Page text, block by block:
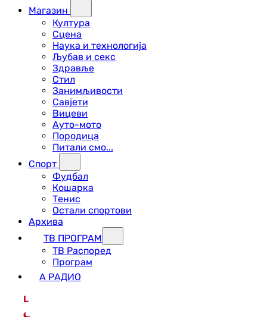
Магазин
Култура
Сцена
Наука и технологија
Љубав и секс
Здравље
Стил
Занимљивости
Савјети
Вицеви
Ауто-мото
Породица
Питали смо...
Спорт
Фудбал
Кошарка
Тенис
Остали спортови
Архива
ТВ ПРОГРАМ
ТВ Распоред
Програм
А РАДИО
L